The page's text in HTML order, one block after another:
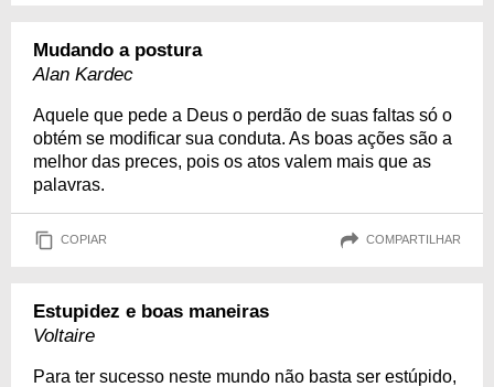
Mudando a postura
Alan Kardec
Aquele que pede a Deus o perdão de suas faltas só o
obtém se modificar sua conduta. As boas ações são a
melhor das preces, pois os atos valem mais que as
palavras.
COPIAR COMPARTILHAR
Estupidez e boas maneiras
Voltaire
Para ter sucesso neste mundo não basta ser estúpido,